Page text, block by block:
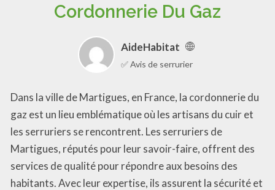
Cordonnerie Du Gaz
AideHabitat
✅ Avis de serrurier
Dans la ville de Martigues, en France, la cordonnerie du
gaz est un lieu emblématique où les artisans du cuir et
les serruriers se rencontrent. Les serruriers de
Martigues, réputés pour leur savoir-faire, offrent des
services de qualité pour répondre aux besoins des
habitants. Avec leur expertise, ils assurent la sécurité et